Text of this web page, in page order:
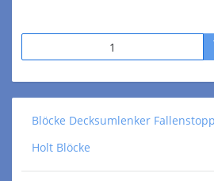
Blöcke Decksumlenker
Holt Blöcke